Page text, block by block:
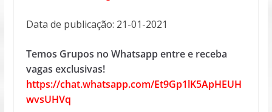
Data de publicação: 21-01-2021
Temos Grupos no Whatsapp entre e receba
vagas exclusivas!
https://chat.whatsapp.com/Et9Gp1lK5ApHEUH
wvsUHVq